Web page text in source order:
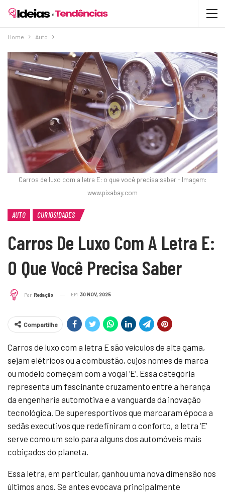
Home Auto
Carros de luxo com a letra E: o que você precisa saber - Imagem:
www.pixabay.com
AUTO CURIOSIDADES
Carros De Luxo Com A Letra E:
O Que Você Precisa Saber
Por Redação EM 30 NOV, 2025
Compartilhe
Carros de luxo com a letra E são veículos de alta gama,
sejam elétricos ou a combustão, cujos nomes de marca
ou modelo começam com a vogal ‘E’. Essa categoria
representa um fascinante cruzamento entre a herança
da engenharia automotiva e a vanguarda da inovação
tecnológica. De superesportivos que marcaram época a
sedãs executivos que redefiniram o conforto, a letra ‘E’
serve como um selo para alguns dos automóveis mais
cobiçados do planeta.
Essa letra, em particular, ganhou uma nova dimensão nos
últimos anos. Se antes evocava principalmente